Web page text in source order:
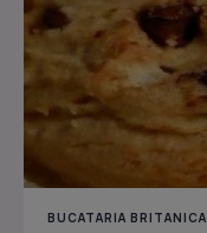
BUCATARIA BRITANICA